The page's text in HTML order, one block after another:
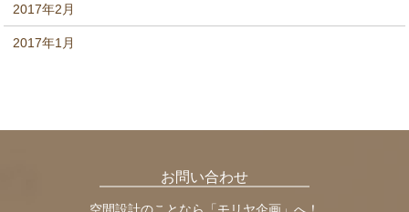
2017年2月
2017年1月
お問い合わせ
空間設計のことなら「モリヤ企画」へ！